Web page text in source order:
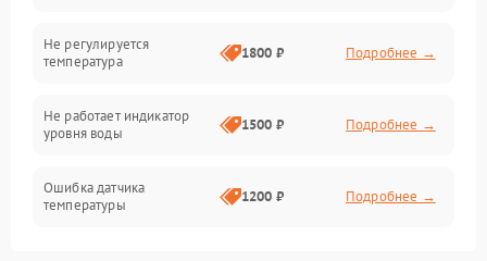
Не регулируется
температура
1800 ₽ Подробнее →
Не работает индикатор
уровня воды
1500 ₽ Подробнее →
Ошибка датчика
температуры
1200 ₽ Подробнее →